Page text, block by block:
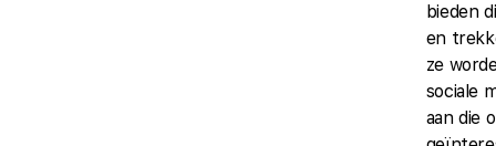
bieden
en
ze
sociale
aan die